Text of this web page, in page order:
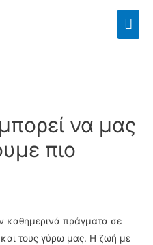
να μας
πιο
καθημερινά πράγματα σε
τους γύρω μας. Η ζωή με